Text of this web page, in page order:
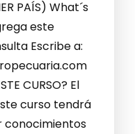
PAÍS) What´s
este
Escribe a:
CURSO? El
curso tendrá
conocimientos